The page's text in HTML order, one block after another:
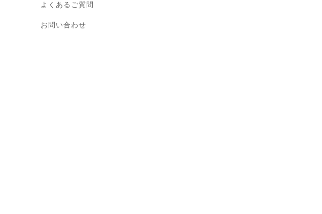
よくあるご質問
お問い合わせ